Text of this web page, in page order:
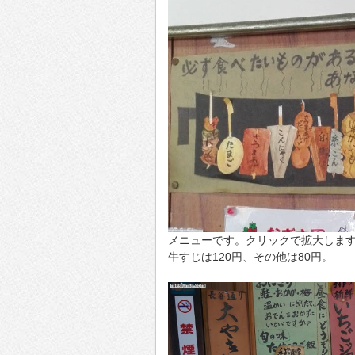
メニューです。クリックで拡大しま
牛すじは120円、その他は80円。